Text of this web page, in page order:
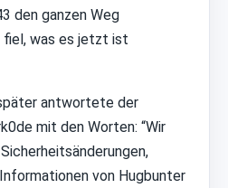
den ganzen Weg
fiel, was es jetzt ist
antwortete der
mit den Worten: “Wir
von Hugbunter